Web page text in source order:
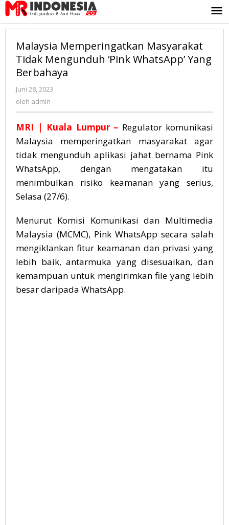
Lewati
ke
konten
Malaysia Memperingatkan Masyarakat
Tidak Mengunduh ‘Pink WhatsApp’ Yang
Berbahaya
Juni 28, 2023
oleh admin
MRI | Kuala Lumpur – Regulator komunikasi
Malaysia memperingatkan masyarakat agar
tidak mengunduh aplikasi jahat bernama Pink
WhatsApp, dengan mengatakan itu
menimbulkan risiko keamanan yang serius,
Selasa (27/6).
Menurut Komisi Komunikasi dan Multimedia
Malaysia (MCMC), Pink WhatsApp secara salah
mengiklankan fitur keamanan dan privasi yang
lebih baik, antarmuka yang disesuaikan, dan
kemampuan untuk mengirimkan file yang lebih
besar daripada WhatsApp.